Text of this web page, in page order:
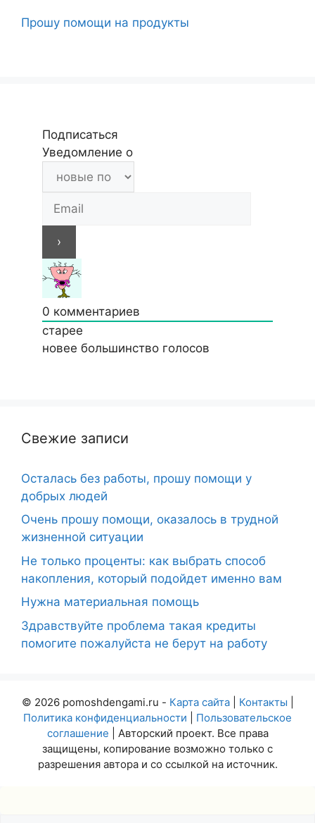
Прошу помощи на продукты
Подписаться
Уведомление о
0 комментариев
старее
новее большинство голосов
Свежие записи
Осталась без работы, прошу помощи у
добрых людей
Очень прошу помощи, оказалось в трудной
жизненной ситуации
Не только проценты: как выбрать способ
накопления, который подойдет именно вам
Нужна материальная помощь
Здравствуйте проблема такая кредиты
помогите пожалуйста не берут на работу
© 2026 pomoshdengami.ru - Карта сайта| Контакты
Политика конфиденциальности
Пользовательское
соглашение | Авторский проект. Все права
защищены, копирование возможно только с
разрешения автора и со ссылкой на источник.